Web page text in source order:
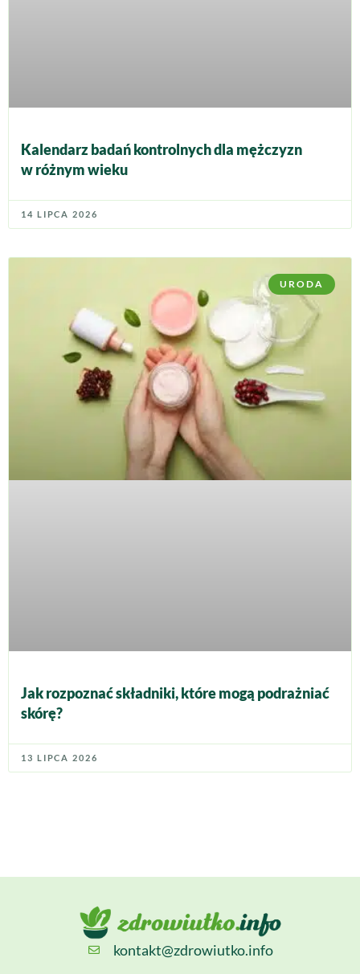
Kalendarz badań kontrolnych dla mężczyzn
w różnym wieku
14 LIPCA 2026
URODA
Jak rozpoznać składniki, które mogą podrażniać
skórę?
13 LIPCA 2026
kontakt@zdrowiutko.info